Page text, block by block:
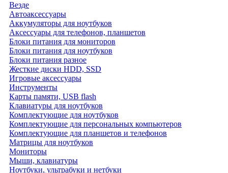
Везде
Автоаксессуары
Аккумуляторы для ноутбуков
Аксессуары для телефонов, планшетов
Блоки питания для мониторов
Блоки питания для ноутбуков
Блоки питания разное
Жесткие диски HDD, SSD
Игровые аксессуары
Инструменты
Карты памяти, USB flash
Клавиатуры для ноутбуков
Комплектующие для ноутбуков
Комплектующие для персональных компьютеров
Комплектующие для планшетов и телефонов
Матрицы для ноутбуков
Мониторы
Мыши, клавиатуры
Ноутбуки, ультрабуки и нетбуки